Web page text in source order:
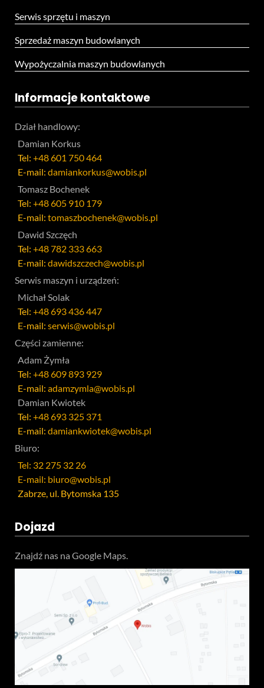
Serwis sprzętu i maszyn
Sprzedaż maszyn budowlanych
Wypożyczalnia maszyn budowlanych
Informacje kontaktowe
Dział handlowy:
Damian Korkus
Tel: +48 601 750 464
E-mail: damiankorkus@wobis.pl
Tomasz Bochenek
Tel: +48 605 910 179
E-mail: tomaszbochenek@wobis.pl
Dawid Szczęch
Tel: +48 782 333 663
E-mail: dawidszczech@wobis.pl
Serwis maszyn i urządzeń:
Michał Solak
Tel: +48 693 436 447
E-mail: serwis@wobis.pl
Części zamienne:
Adam Żymła
Tel: +48 609 893 929
E-mail: adamzymla@wobis.pl
Damian Kwiotek
Tel: +48 693 325 371
E-mail: damiankwiotek@wobis.pl
Biuro:
Tel: 32 275 32 26
E-mail: biuro@wobis.pl
Zabrze, ul. Bytomska 135
Dojazd
Znajdź nas na Google Maps.